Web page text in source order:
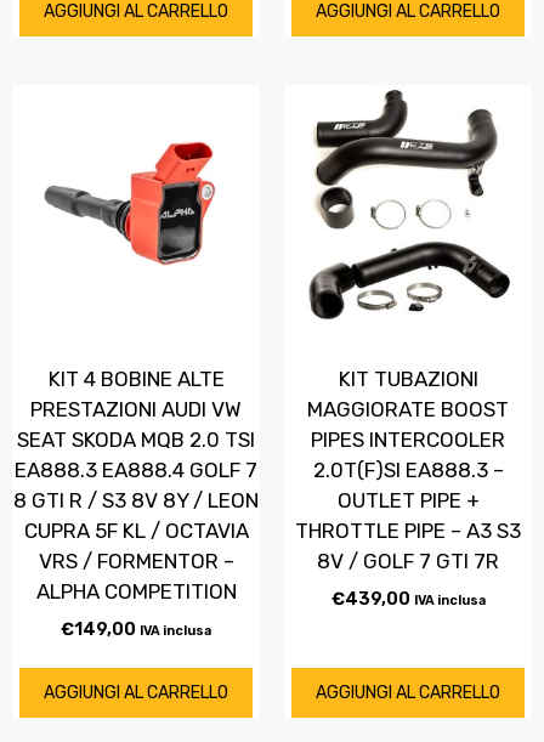
AGGIUNGI AL CARRELLO AGGIUNGI AL CARRELLO
KIT 4 BOBINE ALTE
PRESTAZIONI AUDI VW
SEAT SKODA MQB 2.0 TSI
EA888.3 EA888.4 GOLF 7
8 GTI R / S3 8V 8Y / LEON
CUPRA 5F KL / OCTAVIA
VRS / FORMENTOR –
ALPHA COMPETITION
€149,00 IVA inclusa
AGGIUNGI AL CARRELLO
KIT TUBAZIONI
MAGGIORATE BOOST
PIPES INTERCOOLER
2.0T(F)SI EA888.3 –
OUTLET PIPE +
THROTTLE PIPE – A3 S3
8V / GOLF 7 GTI 7R
€439,00 IVA inclusa
AGGIUNGI AL CARRELLO